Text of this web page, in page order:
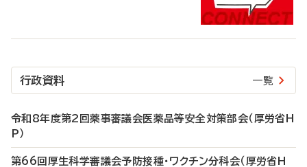
行政資料 一覧
令和8年度第2回薬事審議会医薬品等安全対策部会（厚労省H
P）
第66回厚生科学審議会予防接種・ワクチン分科会（厚労省H